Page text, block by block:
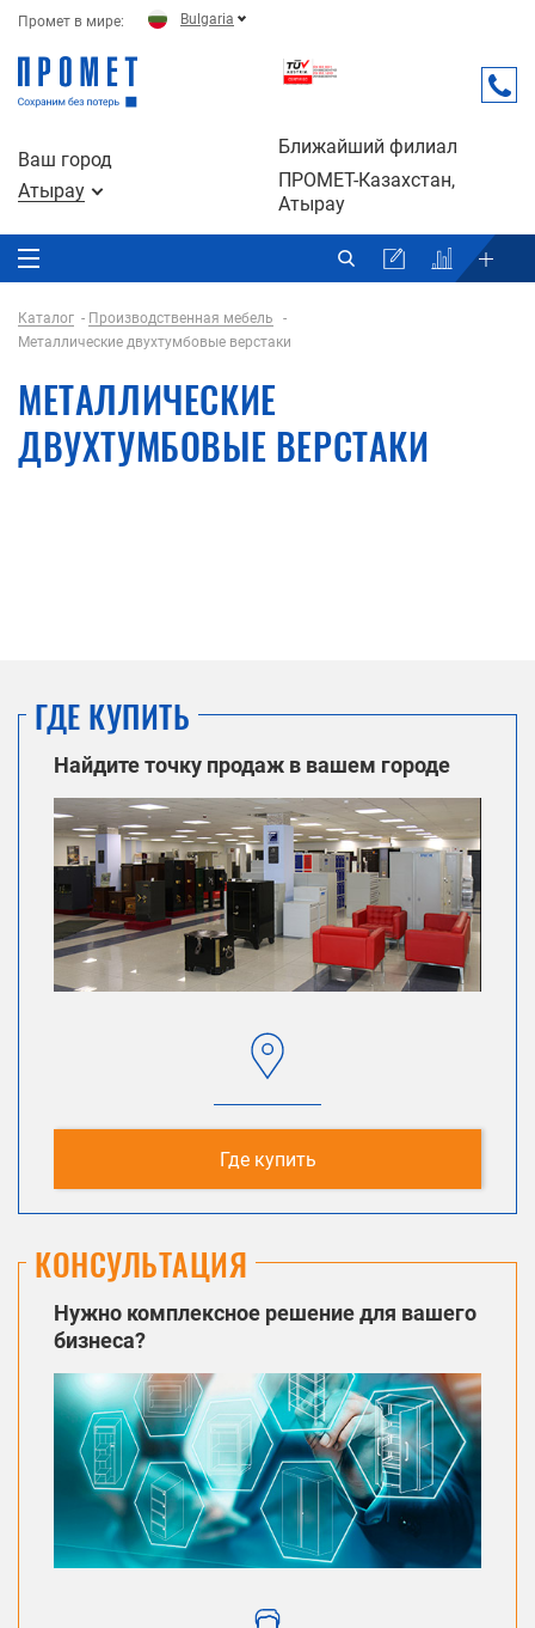
Промет в мире: Bulgaria
Ваш город
Атырау
Ближайший филиал
ПРОМЕТ-Казахстан,
Атырау
Каталог
Производственная мебель
Металлические двухтумбовые верстаки
МЕТАЛЛИЧЕСКИЕ
ДВУХТУМБОВЫЕ ВЕРСТАКИ
ГДЕ КУПИТЬ
Найдите точку продаж в вашем городе
Где купить
КОНСУЛЬТАЦИЯ
Нужно комплексное решение для вашего
бизнеса?